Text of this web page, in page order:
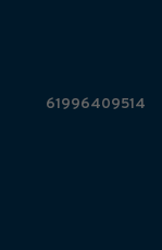
61996409514